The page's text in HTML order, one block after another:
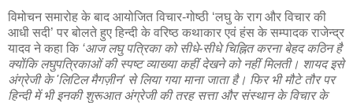
विमोचन समारोह के बाद आयोजित विचार-गोष्ठी ‘लघु के राग और विचार की
आधी सदी’ पर बोलते हुए हिन्दी के वरिष्ठ कथाकार एवं हंस के सम्पादक राजेन्द्र
यादव ने कहा कि ‘आज लघु पत्रिका को सीधे-सीधे चिह्नित करना बेहद कठिन है
क्योंकि लघुपत्रिकाओं की स्पष्ट व्याख्या कहीं देखने को नहीं मिलती। शायद इसे
अंग्रेजी के 'लिटिल मैगज़ीन' से लिया गया माना जाता है। फिर भी मौटे तौर पर
हिन्दी में भी इनकी शुरूआत अंग्रेजी की तरह सत्ता और संस्थान के विचार के